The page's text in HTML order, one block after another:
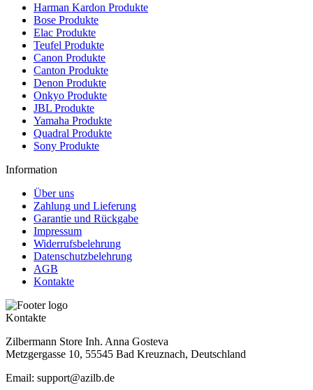
Harman Kardon Produkte
Bose Produkte
Elac Produkte
Teufel Produkte
Canon Produkte
Canton Produkte
Denon Produkte
Onkyo Produkte
JBL Produkte
Yamaha Produkte
Quadral Produkte
Sony Produkte
Information
Über uns
Zahlung und Lieferung
Garantie und Rückgabe
Impressum
Widerrufsbelehrung
Datenschutzbelehrung
AGB
Kontakte
Kontakte
Zilbermann Store Inh. Anna Gosteva
Metzgergasse 10, 55545 Bad Kreuznach, Deutschland
Email: support@azilb.de